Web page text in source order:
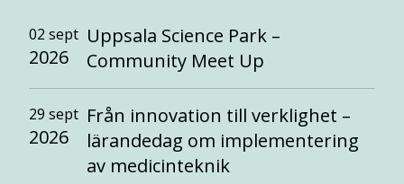
02 sept
2026
Uppsala Science Park –
Community Meet Up
29 sept
2026
Från innovation till verklighet –
lärandedag om implementering
av medicinteknik